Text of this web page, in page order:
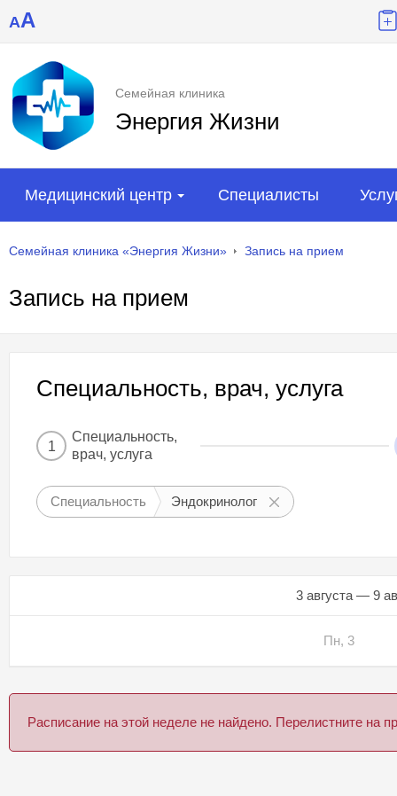
AA
Семейная клиника
Энергия Жизни
Медицинский центр Специалисты
Семейная клиника «Энергия Жизни» Запись на прием
Запись на прием
Специальность, врач, услуга
1
Специальность,
врач, услуга
Специальность Эндокринолог
3 августа — 9
Пн, 3
Расписание на этой неделе не найдено. Перелистните